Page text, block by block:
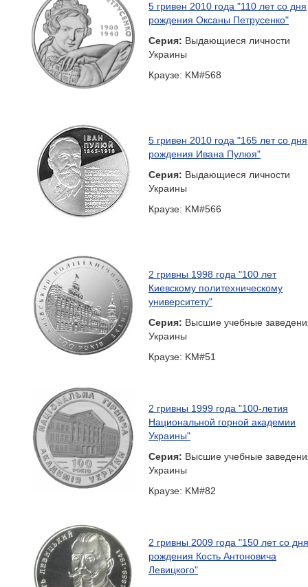
5 гривен 2010 года "110 лет со дня
рождения Оксаны Петрусенко"
Серия: Выдающиеся личности
Украины
Краузе: KM#568
5 гривен 2010 года "165 лет со дня
рождения Ивана Пулюя"
Серия: Выдающиеся личности
Украины
Краузе: KM#566
2 гривны 1998 года "100 лет
Киевскому политехническому
университету"
Серия: Высшие учебные
Украины
Краузе: KM#51
2 гривны 1999 года "100-летия
Национальной горной академии
Украины"
Серия: Высшие учебные
Украины
Краузе: KM#82
2 гривны 2009 года "150 лет со дня
рождения Кость Антоновича
Левицкого"